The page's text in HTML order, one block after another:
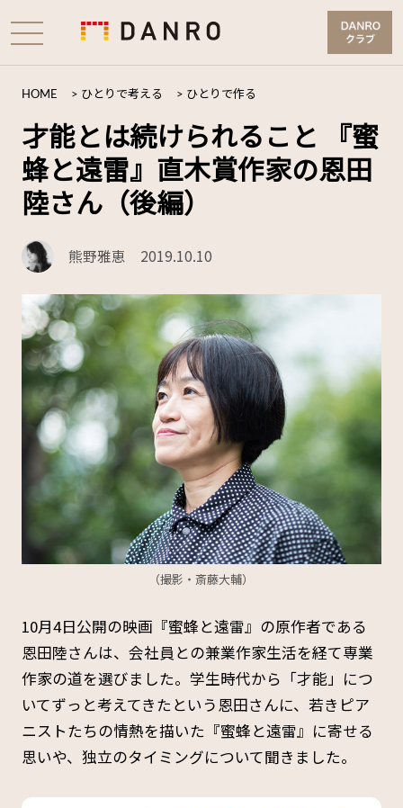
HOME > ひとりで考える > ひとりで作る
才能とは続けられること 『蜜
蜂と遠雷』直木賞作家の恩田
陸さん（後編）
熊野雅恵 2019.10.10
（撮影・斎藤大輔）
10月4日公開の映画『蜜蜂と遠雷』の原作者である
恩田陸さんは、会社員との兼業作家生活を経て専業
作家の道を選びました。学生時代から「才能」につ
いてずっと考えてきたという恩田さんに、若きピア
ニストたちの情熱を描いた『蜜蜂と遠雷』に寄せる
思いや、独立のタイミングについて聞きました。